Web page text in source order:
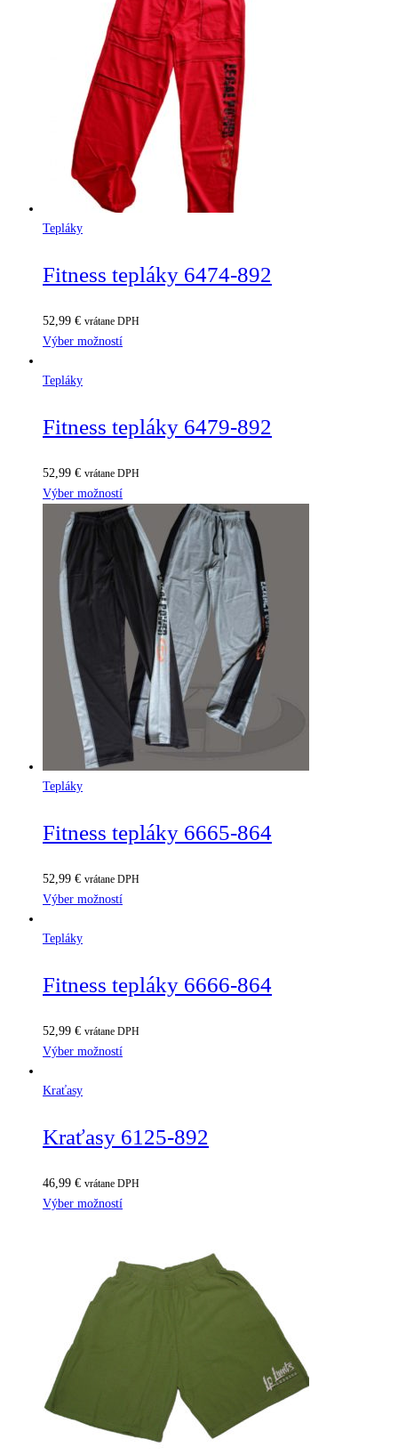
Tepláky
Fitness tepláky 6474-892
52,99 € vrátane DPH
Výber možností
Tepláky
Fitness tepláky 6479-892
52,99 € vrátane DPH
Výber možností
Tepláky
Fitness tepláky 6665-864
52,99 € vrátane DPH
Výber možností
Tepláky
Fitness tepláky 6666-864
52,99 € vrátane DPH
Výber možností
Kraťasy
Kraťasy 6125-892
46,99 € vrátane DPH
Výber možností